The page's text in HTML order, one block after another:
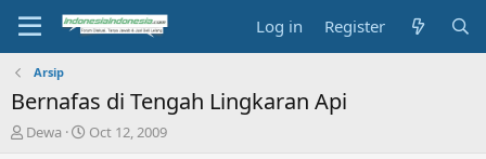
Log in Register
Arsip
Bernafas di Tengah Lingkaran Api
T
Dewa
S
Oct 12, 2009